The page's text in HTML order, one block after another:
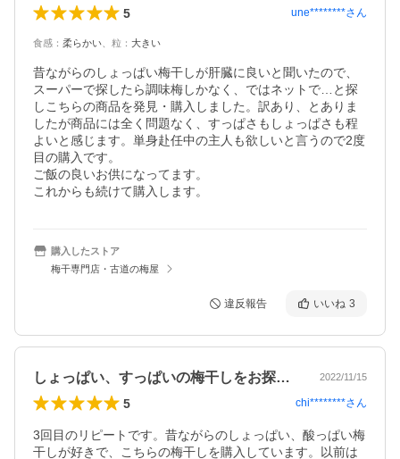
5 une********さん
食感 ： 柔らかい 粒 ： 大きい
昔ながらのしょっぱい梅干しが肝臓に良いと聞いたので、
スーパーで探したら調味梅しかなく、ではネットで…と探
しこちらの商品を発見・購入しました。訳あり、とありま
したが商品には全く問題なく、すっぱさもしょっぱさも程
よいと感じます。単身赴任中の主人も欲しいと言うので2度
目の購入です。
ご飯の良いお供になってます。
これからも続けて購入します。
購入したストア
梅干専門店・古道の梅屋
違反報告 いいね 3
しょっぱい、すっぱいの梅干しをお探しなら 2022/11/15
5 chi********さん
3回目のリピートです。昔ながらのしょっぱい、酸っぱい梅
干しが好きで、こちらの梅干しを購入しています。以前は